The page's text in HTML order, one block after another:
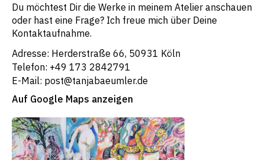
Du möchtest Dir die Werke in meinem Atelier anschauen
oder hast eine Frage? Ich freue mich über Deine
Kontaktaufnahme.
Adresse: Herderstraße 66, 50931 Köln
Telefon: +49 173 2842791
E-Mail: post@tanjabaeumler.de
Auf Google Maps anzeigen